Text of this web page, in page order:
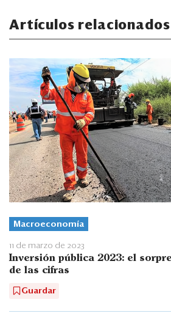
Artículos relacionados
Macroeconomía
11 de marzo de 2023
Inversión pública 2023: el
de las cifras
Guardar